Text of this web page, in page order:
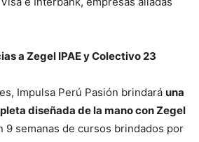
a Zegel IPAE y Colectivo 23
Impulsa Perú Pasión brindará una
diseñada de la mano con Zegel
9 semanas de cursos brindados por